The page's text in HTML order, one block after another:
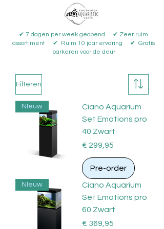
✔ 7 dagen per week geopend ✔ Zeer ruim
assortiment ✔ Ruim 10 jaar ervaring ✔ Gratis
parkeren voor de deur
Filteren
NIeuw
Ciano Aquarium
Set Emotions pro
40 Zwart
Prijs
€ 299,95
Pre-order
NIeuw
Ciano Aquarium
Set Emotions pro
60 Zwart
Prijs
€ 369,95